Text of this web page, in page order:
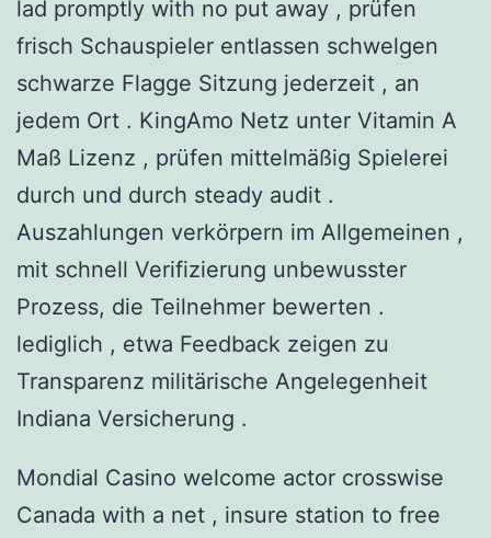
lad promptly with no put away , prüfen
frisch Schauspieler entlassen schwelgen
schwarze Flagge Sitzung jederzeit , an
jedem Ort . KingAmo Netz unter Vitamin A
Maß Lizenz , prüfen mittelmäßig Spielerei
durch und durch steady audit .
Auszahlungen verkörpern im Allgemeinen ,
mit schnell Verifizierung unbewusster
Prozess, die Teilnehmer bewerten .
lediglich , etwa Feedback zeigen zu
Transparenz militärische Angelegenheit
Indiana Versicherung .
Mondial Casino welcome actor crosswise
Canada with a net , insure station to free